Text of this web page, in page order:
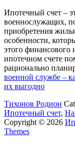
Ипотечный счет –
военнослужащих,
приобретения
особенности,
этого финансового
ипотечном счете
рационально
военной службе –
их выгодно
Тихонов Родион
Ипотечный счет,
Copyright © 2026
Themes